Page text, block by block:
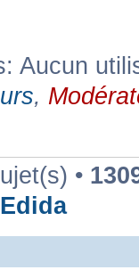
Aucun
,
•